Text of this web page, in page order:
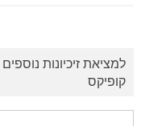
למציאת זיכיונות
קופיקס